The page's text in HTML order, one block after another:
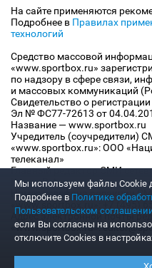
На сайте применяются
Подробнее в Правилах
технологий
Средство массовой
«www.sportbox.ru»
по надзору в сфере связи,
и массовых коммуникаций
Свидетельство о
Эл № ФС77-72613 от
Название — www.sportbox.ru
Учредитель (соучредители)
«www.sportbox.ru»: ООО
телеканал»
Главный редактор СМИ
Конов В.А.
Номер телефона редакции
«www.sportbox.ru»: +7 (495)
Адрес электронной почты
«www.sportbox.ru»:
Мы используем файлы Сookie
Подробнее в Политике
Пользовательском
если Вы согласны на
отключите Cookies в